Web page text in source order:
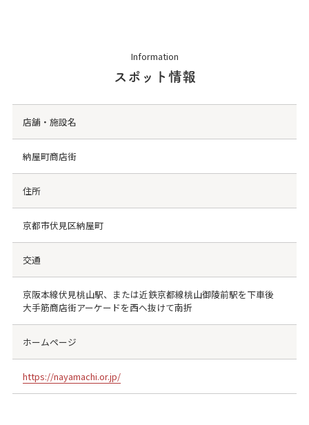
Information
スポット情報
店舗・施設名
納屋町商店街
住所
京都市伏見区納屋町
交通
京阪本線伏見桃山駅、または近鉄京都線桃山御陵前駅を下車後
大手筋商店街アーケードを西へ抜けて南折
ホームページ
https://nayamachi.or.jp/